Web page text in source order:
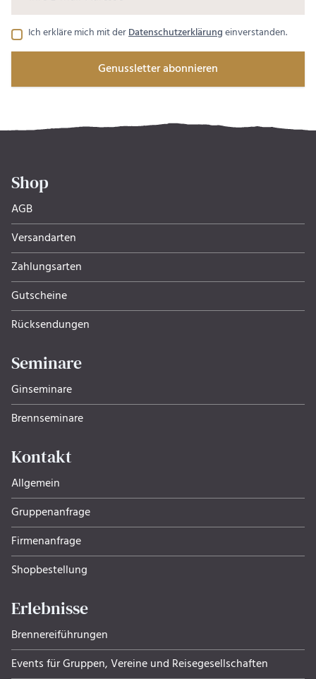
Ich erkläre mich mit derDatenschutzerklärungeinverstanden.
Genussletter abonnieren
Shop
AGB
Versandarten
Zahlungsarten
Gutscheine
Rücksendungen
Seminare
Ginseminare
Brennseminare
Kontakt
Allgemein
Gruppenanfrage
Firmenanfrage
Shopbestellung
Erlebnisse
Brennereiführungen
Events für Gruppen, Ver­eine und Rei­se­ge­sell­schaf­ten